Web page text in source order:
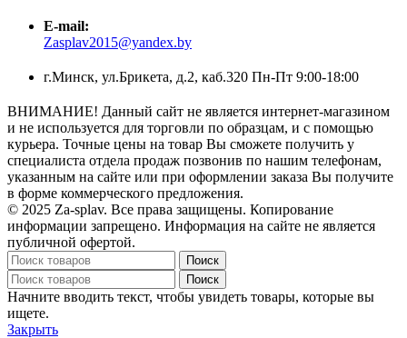
E-mail:
Zasplav2015@yandex.by
г.Минск, ул.Брикета, д.2, каб.320 Пн-Пт 9:00-18:00
ВНИМАНИЕ! Данный сайт не является интернет-магазином
и не используется для торговли по образцам, и с помощью
курьера. Точные цены на товар Вы сможете получить у
специалиста отдела продаж позвонив по нашим телефонам,
указанным на сайте или при оформлении заказа Вы получите
в форме коммерческого предложения.
© 2025 Za-splav. Все права защищены. Копирование
информации запрещено. Информация на сайте не является
публичной офертой.
Поиск
Поиск
Начните вводить текст, чтобы увидеть товары, которые вы
ищете.
Закрыть